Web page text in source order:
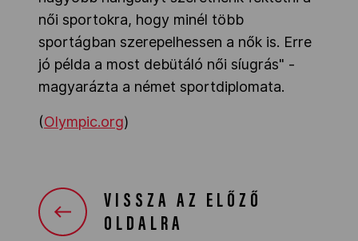
női sportokra, hogy minél több
sportágban szerepelhessen a nők is. Erre
jó példa a most debütáló női síugrás" -
magyarázta a német sportdiplomata.
(Olympic.org)
VISSZA AZ ELŐZŐ
OLDALRA